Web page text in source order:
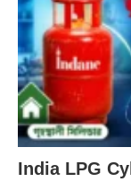
India LPG